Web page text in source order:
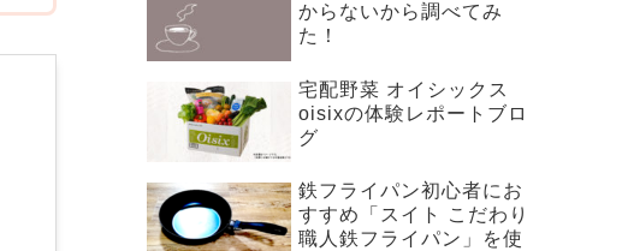
からないから調べてみ
た！
宅配野菜 オイシックス
oisixの体験レポートブロ
グ
鉄フライパン初心者にお
すすめ「スイト こだわり
職人鉄フライパン」を使